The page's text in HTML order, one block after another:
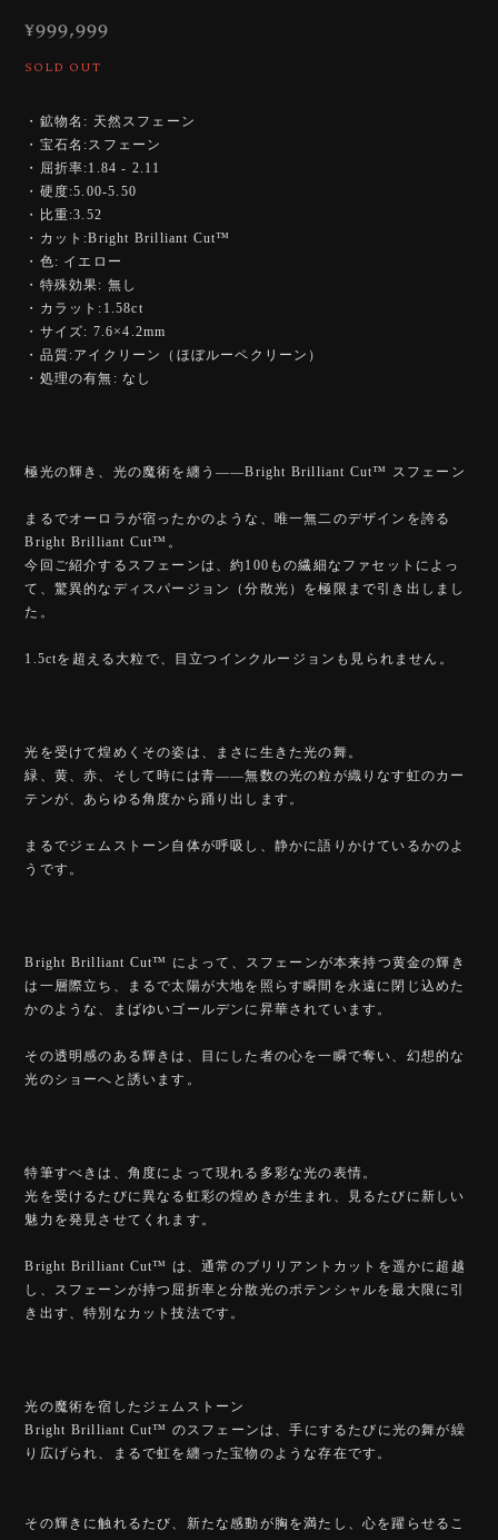
¥999,999
SOLD OUT
・鉱物名: 天然スフェーン
・宝石名:スフェーン
・屈折率:1.84 - 2.11
・硬度:5.00-5.50
・比重:3.52
・カット:Bright Brilliant Cut™️
・色: イエロー
・特殊効果: 無し
・カラット:1.58ct
・サイズ: 7.6×4.2mm
・品質:アイクリーン（ほぼルーペクリーン）
・処理の有無: なし
極光の輝き、光の魔術を纏う――Bright Brilliant Cut™️ スフェーン
まるでオーロラが宿ったかのような、唯一無二のデザインを誇る
Bright Brilliant Cut™️。
今回ご紹介するスフェーンは、約100もの繊細なファセットによっ
て、驚異的なディスパージョン（分散光）を極限まで引き出しまし
た。
1.5ctを超える大粒で、目立つインクルージョンも見られません。
光を受けて煌めくその姿は、まさに生きた光の舞。
緑、黄、赤、そして時には青――無数の光の粒が織りなす虹のカー
テンが、あらゆる角度から踊り出します。
まるでジェムストーン自体が呼吸し、静かに語りかけているかのよ
うです。
Bright Brilliant Cut™️ によって、スフェーンが本来持つ黄金の輝き
は一層際立ち、まるで太陽が大地を照らす瞬間を永遠に閉じ込めた
かのような、まばゆいゴールデンに昇華されています。
その透明感のある輝きは、目にした者の心を一瞬で奪い、幻想的な
光のショーへと誘います。
特筆すべきは、角度によって現れる多彩な光の表情。
光を受けるたびに異なる虹彩の煌めきが生まれ、見るたびに新しい
魅力を発見させてくれます。
Bright Brilliant Cut™️ は、通常のブリリアントカットを遥かに超越
し、スフェーンが持つ屈折率と分散光のポテンシャルを最大限に引
き出す、特別なカット技法です。
光の魔術を宿したジェムストーン
Bright Brilliant Cut™️ のスフェーンは、手にするたびに光の舞が繰
り広げられ、まるで虹を纏った宝物のような存在です。
その輝きに触れるたび、新たな感動が胸を満たし、心を躍らせるこ